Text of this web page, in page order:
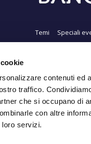
contenuti ed
traffico.
che si occupano di
con altre
servizi.
Temi Speciali
siamo